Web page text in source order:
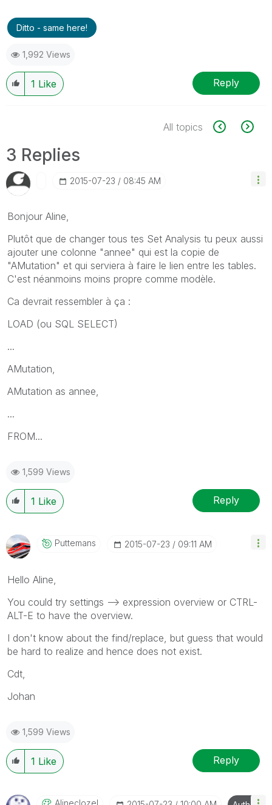
Ditto - same here!
1,992 Views
1 Like Reply
All topics
3 Replies
‎2015-07-23 08:45 AM
Bonjour Aline,
Plutôt que de changer tous tes Set Analysis tu peux aussi
ajouter une colonne "annee" qui est la copie de
"AMutation" et qui serviera à faire le lien entre les tables.
C'est néanmoins moins propre comme modèle.
Ca devrait ressembler à ça :
LOAD (ou SQL SELECT)
...
AMutation,
AMutation as annee,
...
FROM...
1,599 Views
1 Like Reply
Puttemans ‎2015-07-23 09:11 AM
Hello Aline,
You could try settings --> expression overview or CTRL-
ALT-E to have the overview.
I don't know about the find/replace, but guess that would
be hard to realize and hence does not exist.
Cdt,
Johan
1,599 Views
1 Like Reply
Alineclozel